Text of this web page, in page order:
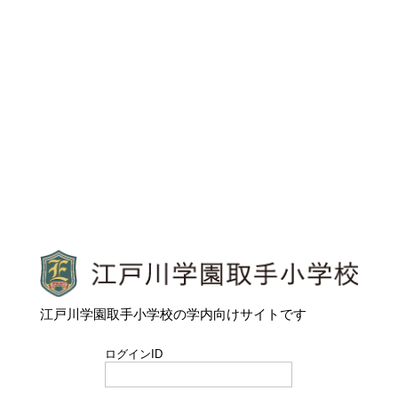
江戸川学園取手小学校
江戸川学園取手小学校の学内向けサイトです
ログインID